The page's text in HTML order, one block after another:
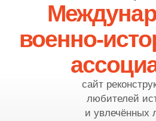
военно-
сайт
любителей
и увлечённых